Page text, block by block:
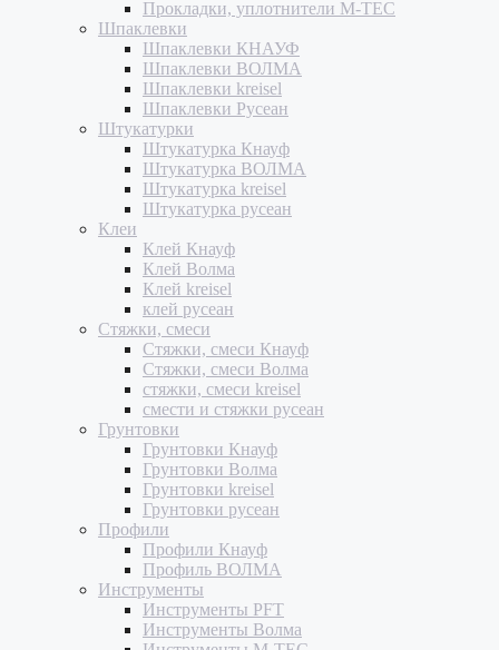
Прокладки, уплотнители M-TEC
Шпаклевки
Шпаклевки КНАУФ
Шпаклевки ВОЛМА
Шпаклевки kreisel
Шпаклевки Русеан
Штукатурки
Штукатурка Кнауф
Штукатурка ВОЛМА
Штукатурка kreisel
Штукатурка русеан
Клеи
Клей Кнауф
Клей Волма
Клей kreisel
клей русеан
Стяжки, смеси
Стяжки, смеси Кнауф
Стяжки, смеси Волма
стяжки, смеси kreisel
смести и стяжки русеан
Грунтовки
Грунтовки Кнауф
Грунтовки Волма
Грунтовки kreisel
Грунтовки русеан
Профили
Профили Кнауф
Профиль ВОЛМА
Инструменты
Инструменты PFT
Инструменты Волма